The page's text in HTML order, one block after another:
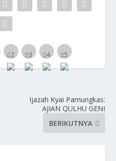
Ijazah Kyai Pamungkas:
AJIAN QULHU GENI
BERIKUTNYA